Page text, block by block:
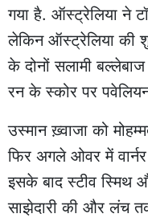
गया है. ऑस्ट्रेलिया ने
लेकिन ऑस्ट्रेलिया की
के दोनों सलामी
रन के स्कोर पर
उस्मान ख़्वाजा को
फिर अगले ओवर में वार्नर
इसके बाद स्टीव स्मिथ
साझेदारी की और लंच